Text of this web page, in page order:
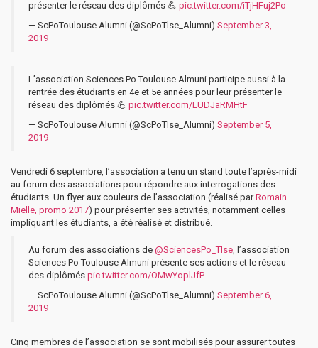
présenter le réseau des diplômés 💪 pic.twitter.com/iTjHFuj2Po
— ScPoToulouse Alumni (@ScPoTlse_Alumni) September 3,
2019
L’association Sciences Po Toulouse Almuni participe aussi à la
rentrée des étudiants en 4e et 5e années pour leur présenter le
réseau des diplômés 💪 pic.twitter.com/LUDJaRMHtF
— ScPoToulouse Alumni (@ScPoTlse_Alumni) September 5,
2019
Vendredi 6 septembre, l’association a tenu un stand toute l’après-midi
au forum des associations pour répondre aux interrogations des
étudiants. Un flyer aux couleurs de l’association (réalisé parRomain
Mielle, promo 2017) pour présenter ses activités, notamment celles
impliquant les étudiants, a été réalisé et distribué.
Au forum des associations de @SciencesPo_Tlse , l’association
Sciences Po Toulouse Almuni présente ses actions et le réseau
des diplômés pic.twitter.com/OMwYoplJfP
— ScPoToulouse Alumni (@ScPoTlse_Alumni) September 6,
2019
Cinq membres de l’association se sont mobilisés pour assurer toutes